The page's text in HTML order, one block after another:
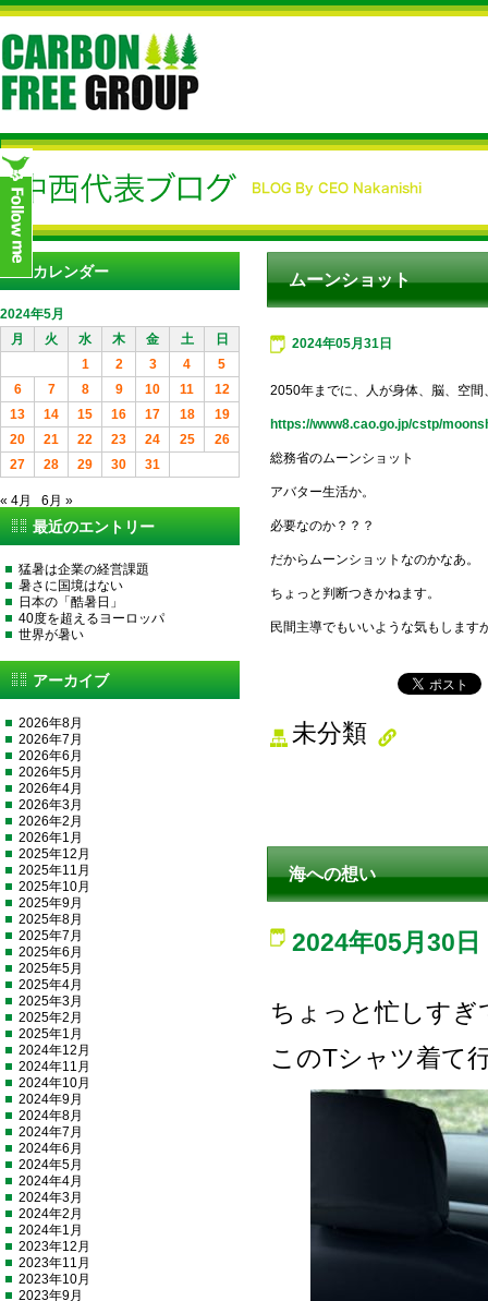
ムーンショット
2024年05月31日
2050年までに、人が身体、脳、空
https://www8.cao.go.jp/cstp/
総務省のムーンショット
アバター生活か。
必要なのか？？？
だからムーンショットなのかなあ。
ちょっと判断つきかねます。
民間主導でもいいような気もしま
未分類
海への想い
2024年05月30日
ちょっと忙しすぎ
このTシャツ着て
カレンダー
2024年5月
月
火 水 木 金 土
日
1
2 3 4
5
6
7 8 9 10 11
12
13
14 15 16 17 18
19
20
21 22 23 24 25
26
27
28 29 30 31
« 4月 6月 »
最近のエントリー
猛暑は企業の経営課題
暑さに国境はない
日本の「酷暑日」
40度を超えるヨーロッパ
世界が暑い
アーカイブ
2026年8月
2026年7月
2026年6月
2026年5月
2026年4月
2026年3月
2026年2月
2026年1月
2025年12月
2025年11月
2025年10月
2025年9月
2025年8月
2025年7月
2025年6月
2025年5月
2025年4月
2025年3月
2025年2月
2025年1月
2024年12月
2024年11月
2024年10月
2024年9月
2024年8月
2024年7月
2024年6月
2024年5月
2024年4月
2024年3月
2024年2月
2024年1月
2023年12月
2023年11月
2023年10月
2023年9月